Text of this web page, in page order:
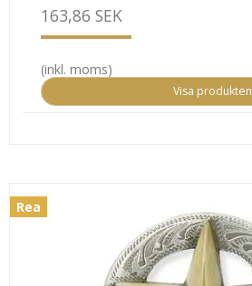
163,86 SEK
(inkl. moms)
Visa produkten
Rea